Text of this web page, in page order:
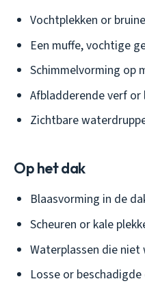
Vochtplekken or
Een muffe, vochtige
Schimmelvorming op
Afbladderende verf
Zichtbare
Op het dak
Blaasvorming in de
Scheuren or kale
Waterplassen die niet
Losse or